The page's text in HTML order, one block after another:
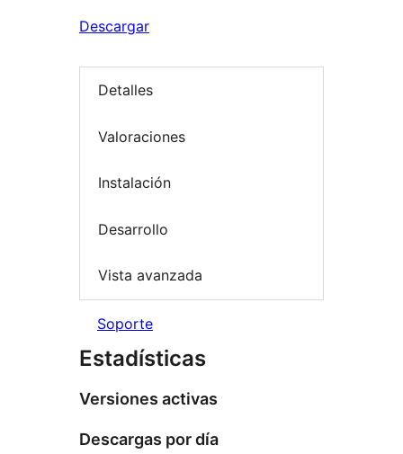
Descargar
Detalles
Valoraciones
Instalación
Desarrollo
Vista avanzada
Soporte
Estadísticas
Versiones activas
Descargas por día